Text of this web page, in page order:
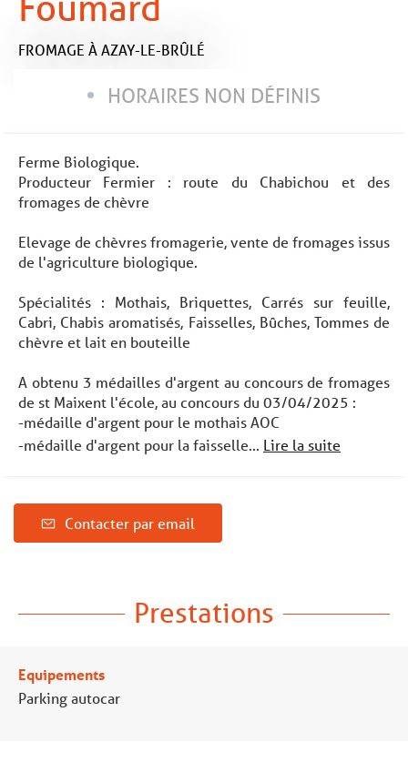
FROMAGE À AZAY-LE-BRÛLÉ
HORAIRES NON DÉFINIS
Ferme Biologique.
Producteur Fermier : route du Chabichou et des
fromages de chèvre
Elevage de chèvres fromagerie, vente de fromages issus
de l'agriculture biologique.
Spécialités : Mothais, Briquettes, Carrés sur feuille,
Cabri, Chabis aromatisés, Faisselles, Bûches, Tommes de
chèvre et lait en bouteille
A obtenu 3 médailles d'argent au concours de fromages
de st Maixent l'école, au concours du 03/04/2025 :
-médaille d'argent pour le mothais AOC
-médaille d'argent pour la faisselle... Lire la suite
Contacter par email
Prestations
Equipements
Parking autocar